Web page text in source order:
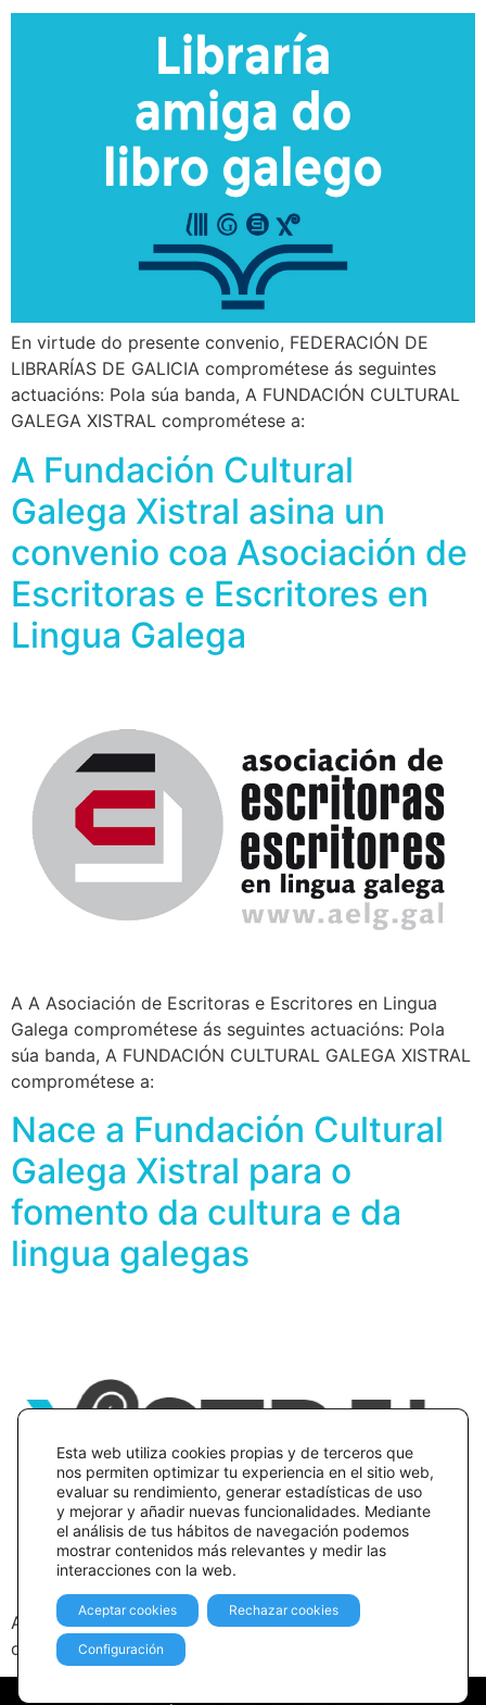
En virtude do presente convenio, FEDERACIÓN DE
LIBRARÍAS DE GALICIA comprométese ás seguintes
actuacións: Pola súa banda, A FUNDACIÓN CULTURAL
GALEGA XISTRAL comprométese a:
A Fundación Cultural
Galega Xistral asina un
convenio coa Asociación de
Escritoras e Escritores en
Lingua Galega
A A Asociación de Escritoras e Escritores en Lingua
Galega comprométese ás seguintes actuacións: Pola
súa banda, A FUNDACIÓN CULTURAL GALEGA XISTRAL
comprométese a:
Nace a Fundación Cultural
Galega Xistral para o
fomento da cultura e da
lingua galegas
A Fundación Cultural Galega Xistral é unha declaración
de amor a un xeito de entendermos a vida.
Política de privacidadePolítica de cookies
Esta web utiliza cookies propias y de terceros que
nos permiten optimizar tu experiencia en el sitio web,
evaluar su rendimiento, generar estadísticas de uso
y mejorar y añadir nuevas funcionalidades. Mediante
el análisis de tus hábitos de navegación podemos
mostrar contenidos más relevantes y medir las
interacciones con la web.
Aceptar cookies Rechazar cookies
Configuración